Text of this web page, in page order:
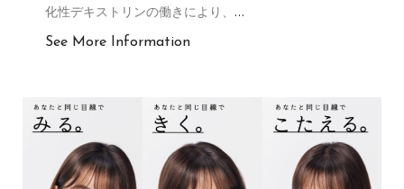
化性デキストリンの働きにより、 …
See More Information